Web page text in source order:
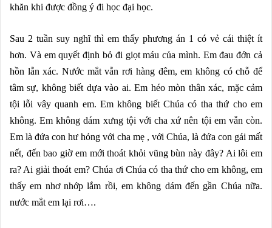
khăn khi được đồng ý đi học đại học.
Sau 2 tuần suy nghĩ thì em thấy phương án 1 có vẻ cái thiệt ít
hơn. Và em quyết định bỏ đi giọt máu của mình. Em đau đớn cả
hồn lẫn xác. Nước mắt vẫn rơi hàng đêm, em không có chỗ để
tâm sự, không biết dựa vào ai. Em héo mòn thân xác, mặc cảm
tội lỗi vây quanh em. Em không biết Chúa có tha thứ cho em
không. Em không dám xưng tội với cha xứ nên tội em vẫn còn.
Em là đứa con hư hỏng với cha mẹ , với Chúa, là đứa con gái mất
nết, đến bao giờ em mới thoát khỏi vũng bùn này đây? Ai lôi em
ra? Ai giải thoát em? Chúa ơi Chúa có tha thứ cho em không, em
thấy em nhơ nhớp lắm rồi, em không dám đến gần Chúa nữa.
nước mắt em lại rơi….